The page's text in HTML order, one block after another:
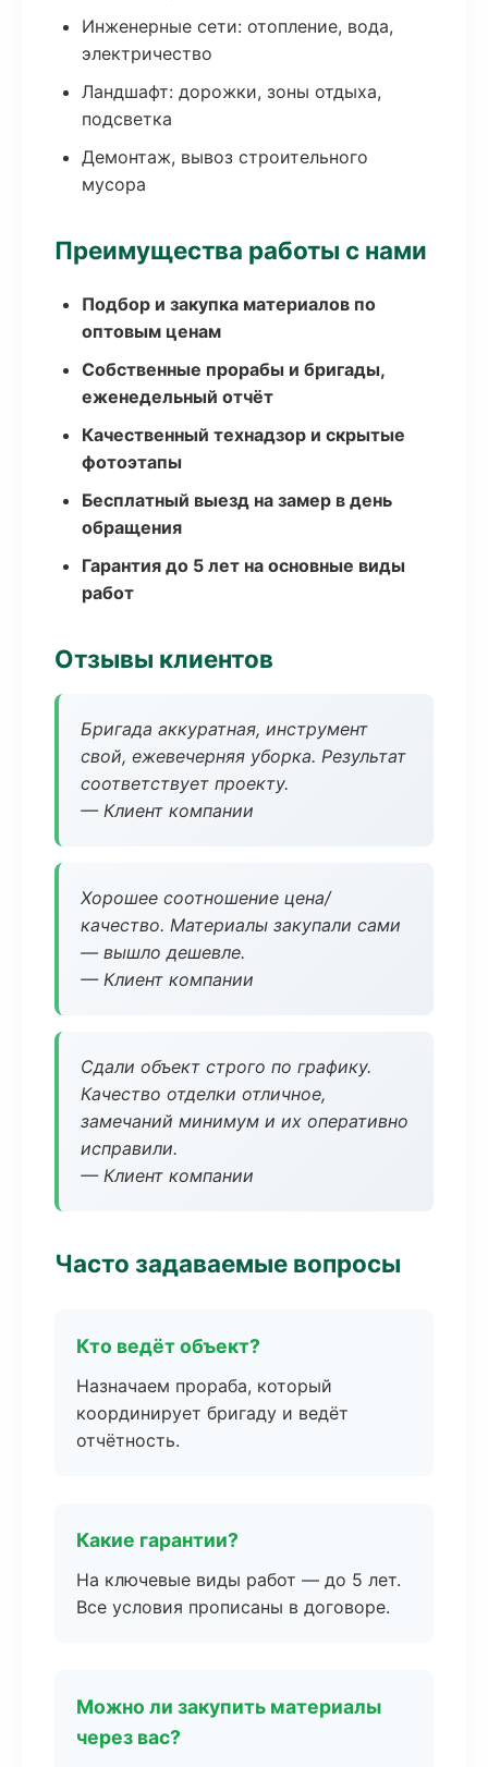
Инженерные сети: отопление, вода,
электричество
Ландшафт: дорожки, зоны отдыха,
подсветка
Демонтаж, вывоз строительного
мусора
Преимущества работы с нами
Подбор и закупка материалов по
оптовым ценам
Собственные прорабы и бригады,
еженедельный отчёт
Качественный технадзор и скрытые
фотоэтапы
Бесплатный выезд на замер в день
обращения
Гарантия до 5 лет на основные виды
работ
Отзывы клиентов
Бригада аккуратная, инструмент
свой, ежевечерняя уборка. Результат
соответствует проекту.
— Клиент компании
Хорошее соотношение цена/
качество. Материалы закупали сами
— вышло дешевле.
— Клиент компании
Сдали объект строго по графику.
Качество отделки отличное,
замечаний минимум и их оперативно
исправили.
— Клиент компании
Часто задаваемые вопросы
Кто ведёт объект?
Назначаем прораба, который
координирует бригаду и ведёт
отчётность.
Какие гарантии?
На ключевые виды работ — до 5 лет.
Все условия прописаны в договоре.
Можно ли закупить материалы
через вас?